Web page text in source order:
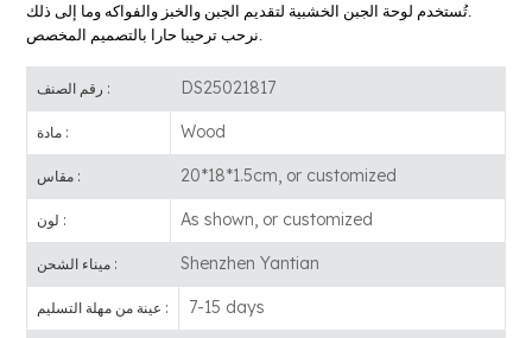
تُستخدم لوحة الجبن الخشبية لتقديم الجبن والخبز والفواكه وما إلى ذلك
رقم الصنف : DS25021817
مادة : Wood
مقاس : 20*18*1.5cm, or customized
لون : As shown, or customized
ميناء الشحن : Shenzhen Yantian
عينة من مهلة التسليم : 7-15 days